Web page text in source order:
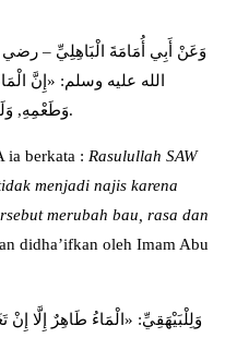
الله عليه وسلم: «إِنَّ
وَطَعْمِهِ, وَلَوْنِهِ». أَخْرَجَهُ ابْنُ مَاجَهْ وَضَعَّفَهُ أَبُو حَاتِمٍ.
ia berkata : Rasulullah SAW
menjadi najis karena
merubah bau, rasa dan
didha’ifkan oleh Imam Abu